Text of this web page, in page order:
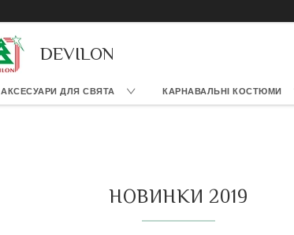
DEVILON
АКСЕСУАРИ ДЛЯ СВЯТА КАРНАВАЛЬНІ КОСТЮМИ
НОВИНКИ 2019